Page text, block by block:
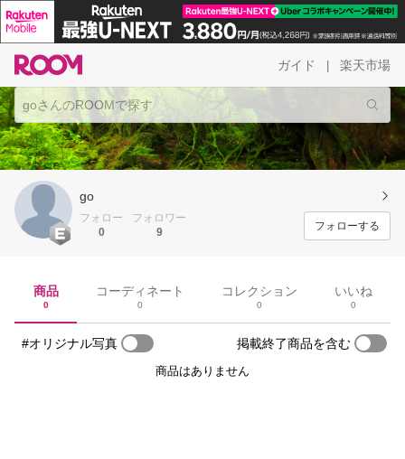
ガイド 楽天市場
go
フォロー
0
フォロワー
9
フォローする
商品
0
コーディネート
0
コレクション
0
いいね
0
#オリジナル写真 掲載終了商品を含む
商品はありません